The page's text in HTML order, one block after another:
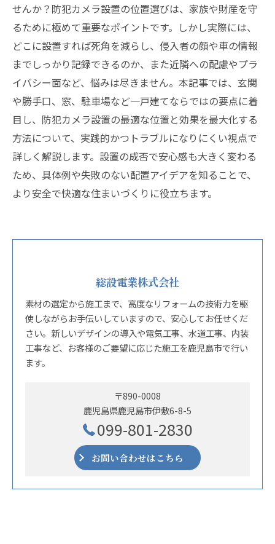
せんか？防犯カメラ設置の位置選びは、家族や財産を守
るために極めて重要なポイントです。しかし実際には、
どこに設置すれば死角を減らし、侵入者の顔や車の情報
までしっかり記録できるのか、また近隣への配慮やプラ
イバシー面など、悩みは尽きません。本記事では、玄関
や勝手口、窓、駐車場など一戸建てならではの要点に着
目し、防犯カメラ設置の最適な位置と効果を最大化する
方法について、実践的かつトラブルになりにくい視点で
詳しく解説します。設置の成否で安心感も大きく変わる
ため、具体例や失敗のない配置アイデアを知ることで、
より安全で快適な住まいづくりに役立ちます。
総設電業株式会社
素材の選定から施工まで、高度なリフォームの技術力を駆
使しながらお手伝いしていますので、安心してお任せくだ
さい。新しいデザインの導入や電気工事、水道工事、内装
工事など、お客様のご要望に応じた施工を鹿児島市で行い
ます。
〒890-0008
鹿児島県鹿児島市伊敷6-8-5
099-801-2830
お問い合わせはこちら